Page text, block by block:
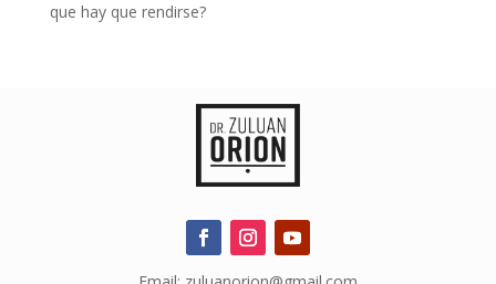
que hay que rendirse?